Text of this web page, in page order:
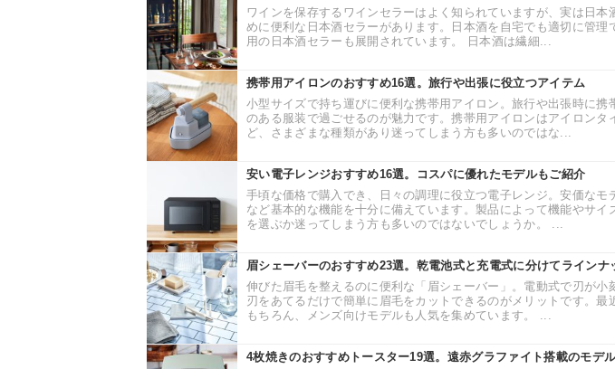
ワインを保存するワインセラーはよく知られていますが、実は日本
めに便利な日本酒セラーがあります。日本酒を自宅でも適切に管理
用の日本酒セラーも展開されています。 日本酒は繊細...
携帯用アイロンのおすすめ16選。旅行や出張に役立つアイテム
小型サイズで持ち運びに便利な携帯用アイロン。旅行や出張時に携
のある服装で過ごせるのが魅力です。携帯用アイロンはアイロンタ
ど、さまざまな種類があり迷ってしまう方も多いのではな...
安い電子レンジおすすめ16選。コスパに優れたモデルもご紹介
手頃な価格で購入でき、日々の調理に役立つ電子レンジ。安価なモ
など基本的な機能を十分に備えています。製品によって機能やサイ
を選ぶか迷ってしまう方も多いのではないでしょうか。 ...
眉シェーバーのおすすめ23選。乾電池式と充電式に分けてラインナ
伸びた眉毛を整えるのに便利な「眉シェーバー」。電動式で刃が小
刃をあてるだけで簡単に眉毛をカットできるのがメリットです。最
もちろん、メンズ向けモデルも人気を集めています。 ...
4枚焼きのおすすめトースター19選。遠赤グラファイト搭載のモデ